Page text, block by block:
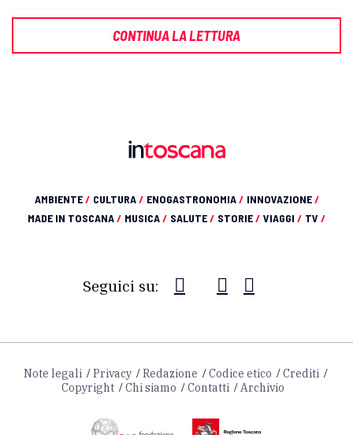
CONTINUA LA LETTURA
AMBIENTE/ CULTURA/ ENOGASTRONOMIA/ INNOVAZIONE/
MADE IN TOSCANA/ MUSICA/ SALUTE/ STORIE/ VIAGGI / TV /
Seguici su:
Note legali Privacy Redazione Codice etico
Crediti
Copyright
Chi siamo Contatti Archivio